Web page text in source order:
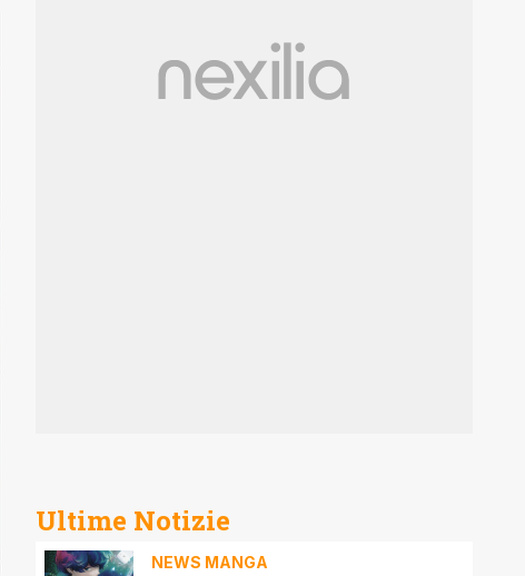
Ultime Notizie
NEWS MANGA